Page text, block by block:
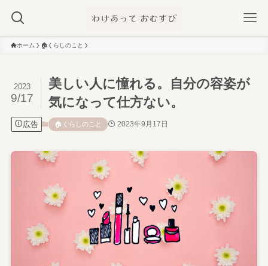
ホーム 🏠️くらしのこと
美しい人に憧れる。自分の容姿が
気になって仕方ない。
2023
9/17
広告 🏠️くらしのこと 2023年9月17日